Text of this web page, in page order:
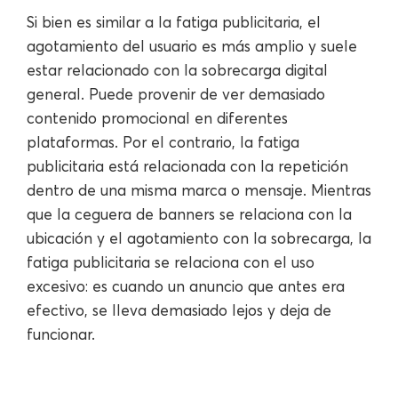
Si bien es similar a la fatiga publicitaria, el
agotamiento del usuario es más amplio y suele
estar relacionado con la sobrecarga digital
general. Puede provenir de ver demasiado
contenido promocional en diferentes
plataformas. Por el contrario, la fatiga
publicitaria está relacionada con la repetición
dentro de una misma marca o mensaje. Mientras
que la ceguera de banners se relaciona con la
ubicación y el agotamiento con la sobrecarga, la
fatiga publicitaria se relaciona con el uso
excesivo: es cuando un anuncio que antes era
efectivo, se lleva demasiado lejos y deja de
funcionar.